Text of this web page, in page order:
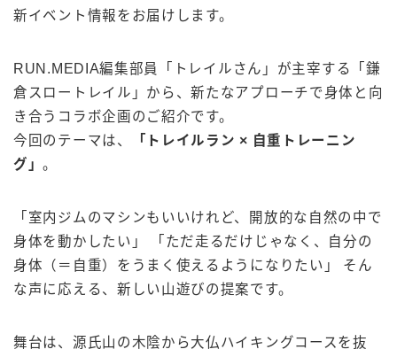
新イベント情報をお届けします。
RUN.MEDIA編集部員「トレイルさん」が主宰する「鎌
倉スロートレイル」から、新たなアプローチで身体と向
き合うコラボ企画のご紹介です。
今回のテーマは、
「トレイルラン × 自重トレーニン
グ」。
「室内ジムのマシンもいいけれど、開放的な自然の中で
身体を動かしたい」 「ただ走るだけじゃなく、自分の
身体（＝自重）をうまく使えるようになりたい」 そん
な声に応える、新しい山遊びの提案です。
舞台は、源氏山の木陰から大仏ハイキングコースを抜